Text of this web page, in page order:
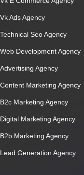
Vk Ads Agency
Technical Seo Agency
Web Development Agency
Advertising Agency
Content Marketing Agency
B2c Marketing Agency
Digital Marketing Agency
B2b Marketing Agency
Lead Generation Agency